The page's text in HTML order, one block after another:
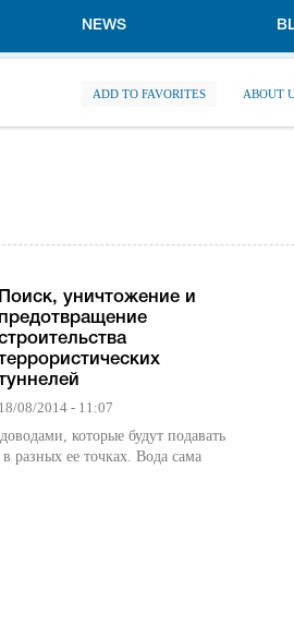
NEWS
ADD TO FAVORITES ABOUT
Поиск, уничтожение и
предотвращение
18/08/2014 - 11:07
которые будут подавать
разных ее точках. Вода сама